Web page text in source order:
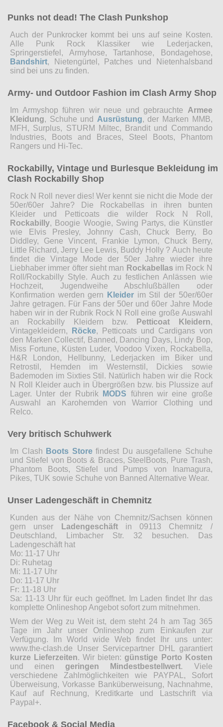
Punks not dead! The Clash Punkshop
Auch der Punkrocker kommt bei uns auf seine Kosten.
Alle Punk Rock Klassiker wie Lederjacken,
Springerstiefel, Armyhose, Tartanhose, Bondagehose,
Bandshirt, Nietengürtel, Patches und Nietenhalsband
sind bei uns zu finden.
Army- und Outdoor Fashion im Clash Army Shop
Im Armyshop führen wir neue und gebrauchte Armee
Kleidung, Schuhe und Ausrüstung, der Marken MMB,
MFH, Surplus, STURM Miltec, Brandit und Commando
Industries, Boots and Braces, Steel Boots, Phantom
Rangers und Hi-Tec.
Rockabilly, Vintage und Burlesque Bekleidung im
Clash Rockabilly Shop
Rock N Roll never dies! Wer kennt sie nicht die Mode der
50er/60er Jahre? Die Rockabellas in ihren bunten
Kleider und Petticoats die wilder Rock N Roll,
Rockabilly, Boogie Woogie, Swing Partys, die Künstler
wie Elvis Presley, Johnny Cash, Chuck Berry, Bo
Diddley, Gene Vincent, Frankie Lymon, Chuck Berry,
Little Richard, Jerry Lee Lewis, Buddy Holly ? Auch heute
findet die Vintage Mode der 50er Jahre wieder ihre
Liebhaber immer öfter sieht man Rockabellas im Rock N
Roll/Rockabilly Style. Auch zu festlichen Anlässen wie
Hochzeit, Jugendweihe Abschlußbällen oder
Konfirmation werden gern
Kleiderim Stil der 50er/60er
Jahre getragen. Für Fans der 50er und 60er Jahre Mode
haben wir in der Rubrik Rock N Roll eine große Auswahl
an Rockabilly Kleidern bzw.
Petticoat Kleidern,
Vintagekleidern,
Röcke, Petticoats und Cardigans von
den Marken Collectif, Banned, Dancing Days, Lindy Bop,
Miss Fortune, Küsten Luder, Voodoo Vixen, Rockabella,
H&R London, Hellbunny, Lederjacken im Biker und
Retrostil, Hemden im Westernstil, Dickies sowie
Bademoden im Sixties Stil. Natürlich haben wir die Rock
N Roll Kleider auch in Übergrößen bzw. bis Plussize auf
Lager. Unter der Rubrik
MODS führen wir eine große
Auswahl an Karohemden von Warrior Clothing und
Relco.
Very britisch Schuhwerk
Im Clash Boots Storefindest Du ausgefallene Schuhe
und Stiefel von Boots & Braces, SteelBoots, Pure Trash,
Phantom Boots, Stiefel und Pumps von Inamagura,
Pikes, TUK sowie Schuhe von Banned Alternative Wear.
Unser Ladengeschäft in Chemnitz
Kunden aus der Nähe von Chemnitz/Sachsen können
gern unser
Ladengeschäftin 09113 Chemnitz /
Deutschland, Limbacher Str. 32 besuchen. Das
Ladengeschäft hat
Mo: 11-17 Uhr
Di: Ruhetag
Mi: 11-17 Uhr
Do: 11-17 Uhr
Fr: 11-18 Uhr
Sa: 11-13 Uhr für euch geöffnet. Im Laden findet Ihr das
komplette Onlineshop Angebot sofort zum mitnehmen.
Wem der Weg zu Weit ist, dem steht 24 h am Tag 365
Tage im Jahr unser Onlineshop zum Einkaufen zur
Verfügung. Im World wide Web findet Ihr uns unter:
www.the-clash.de Unser Servicepartner DHL garantiert
kurze Lieferzeiten. Wir bieten:günstige Porto Kosten
und einengeringen Mindestbestellwert. Viele
verschiedene Zahlmöglichkeiten wie PAYPAL, Sofort
Überweisung, Vorkasse Banküberweisung, Nachnahme,
Kauf auf Rechnung, Kreditkarte und Lastschrift via
Paypal+.
Facebook & Social Media